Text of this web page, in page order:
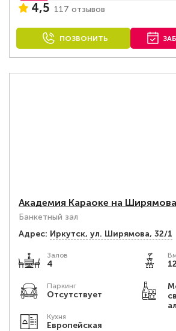
4,5 117 отзывов
ПОЗВОНИТЬ
Академия Караоке на Ширямова
Банкетный зал
Адрес: Иркутск, ул. Ширямова, 32/1
Залов
4
Паркинг
Отсутствует
Кухня
Европейская